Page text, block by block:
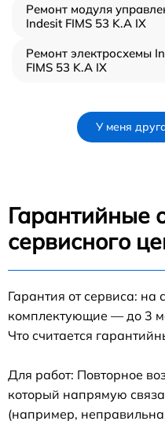
Ремонт модуля
Indesit FIMS 53 K.A IX
Ремонт электросхемы
FIMS 53 K.A IX
У меня
Гарантийные
сервисного
Гарантия от сервиса: на
комплектующие — до 3
Что считается
Для работ: Повторное
который напрямую
(например,